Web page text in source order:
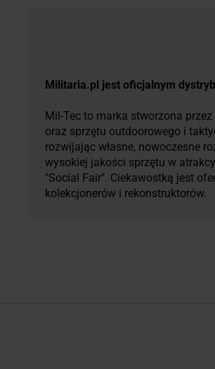
Militaria.pl jest oficjalnym
Mil-Tec to marka stworzona
oraz sprzętu outdoorowego i
rozwijając własne, nowoczesne
wysokiej jakości sprzętu w
"Social Fair". Ciekawostką jest
kolekcjonerów i rekonstruktorów.